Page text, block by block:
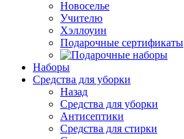
Новоселье
Учителю
Хэллоуин
Подарочные сертификаты
Наборы
Средства для уборки
Назад
Средства для уборки
Антисептики
Средства для стирки